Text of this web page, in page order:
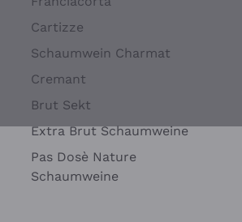
Cartizze
Schaumwein Charmat
Cremant
Brut Sekt
Extra Brut Schaumweine
Pas Dosè Nature
Schaumweine